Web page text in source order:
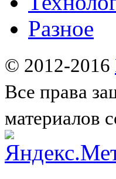
Разное
© 2012-2016
Все права
материалов